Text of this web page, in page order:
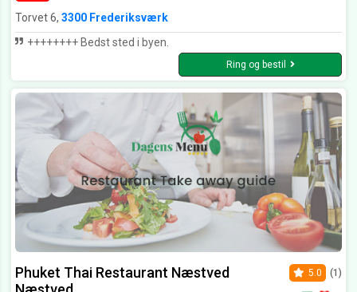
Torvet 6, 3300 Frederiksværk
++++++++ Bedst sted i byen.
Ring og bestil
Phuket Thai Restaurant Næstved
5.0 (1)